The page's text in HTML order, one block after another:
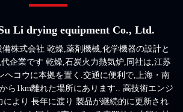
Li drying equipment Co., Ltd.
株式会社 乾燥,薬剤機械,化学機器の設計と
企業です 乾燥,石炭火力熱気炉,同社は,江苏
ヘコウに本拠を置く.交通に便利で,上海・南
ら1km離れた場所にあります.. 高技術エンジ
により 長年に渡り 製品が継続的に更新され